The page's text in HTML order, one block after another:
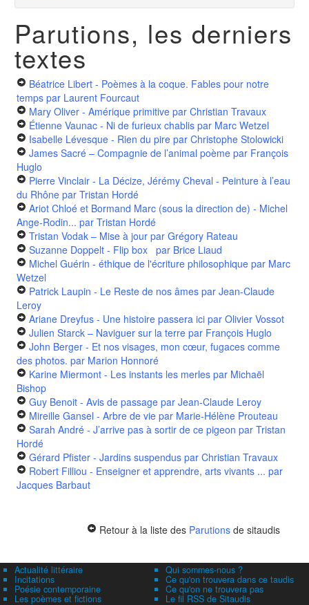
Parutions, les derniers
textes
Béatrice Libert - Poèmes à la coque. Fables pour notre
temps par Laurent Fourcaut
Mary Oliver - Amérique primitive par Christian Travaux
Étienne Vaunac - Ni de furieux chablis par Marc Wetzel
Isabelle Lévesque - Rien du pire par Christophe Stolowicki
James Sacré – Compagnie de l’animal poème par François
Huglo
Pierre Vinclair - La Décize, Jérémy Cheval - Peinture à l’eau
du Rhône par Tristan Hordé
Ariot Chloé et Bormand Marc (sous la direction de) - Michel
Ange-Rodin... par Tristan Hordé
Tristan Vodak – Mise à jour par Grégory Rateau
Suzanne Doppelt - Flip box par Brice Liaud
Michel Guérin - éthique de l'écriture philosophique par Marc
Wetzel
Patrick Laupin - Le Reste de nos âmes par Jean-Claude
Leroy
Ariane Dreyfus - Une histoire passera ici par Olivier Vossot
Julien Starck – Naviguer sur la terre par François Huglo
John Berger - Et nos visages, mon cœur, fugaces comme
des photos. par Marion Honnoré
Karine Miermont - Les instants les merles par Michaël
Bishop
Guy Benoit - Avis de passage par Jean-Claude Leroy
Mireille Gansel - Arbre de vie par Marie-Hélène Prouteau
Sarah André - J’arrive pas à sortir de ce pigeon par Tristan
Hordé
Gérard Pfister - Jardins suspendus par Christian Travaux
Robert Filliou - Enseigner et apprendre, arts vivants ... par
Jacques Barbaut
Retour à la liste des Parutions de sitaudis
Actualité littéraire
Incitations
Poésie contemporaine
Les poèmes et fictions
Qui sommes-nous ?
Ce qu'on trouvera dans ce taudis
Ce qu'on ne trouvera pas
Le fil RSS de Sitaudis